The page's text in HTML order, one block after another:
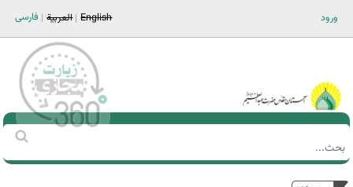
ورود فارسی العربية English
Main men-AR
استمارة
‏